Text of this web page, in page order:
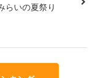
らいの夏祭り